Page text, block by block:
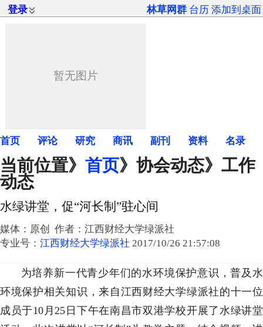
登录 林草网群 台历 添加到桌面
首页 评论 研究 商讯 副刊 资料 名录
当前位置》 首页》 协会动态》工作
动态
水绿讲堂，促“河长制”驻心间
媒体：原创 作者：江西财经大学绿派社
专业号： 江西财经大学绿派社 2017/10/26 21:57:08
为培养新一代青少年们的水环境保护意识，普及水
环境保护相关知识，来自江西财经大学绿派社的十一位
成员于10月25日下午在南昌市双港学校开展了水绿讲堂